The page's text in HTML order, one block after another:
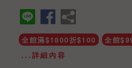
全館滿$1800折$100
全館
...詳細內容